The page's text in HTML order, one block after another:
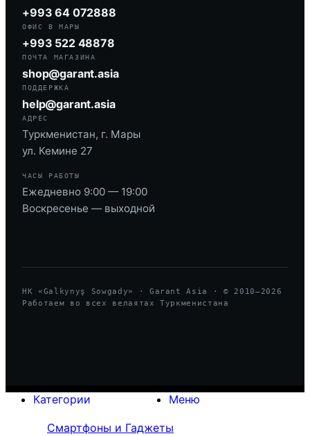
+993 64 072888
ОФИС В МАРЫ
+993 522 48878
ПОЧТА МАГАЗИНА
shop@garant.asia
ПОДДЕРЖКА
help@garant.asia
АДРЕС
Туркменистан, г. Мары
ул. Кемине 27
ЧАСЫ РАБОТЫ
Ежедневно 9:00 — 19:00
Воскресенье — выходной
HK «Galkynyş Sowgady» · Garant Asia · © 2010—2026
Работаем во всех велаятах Туркменистана
Меню
Категории
Смартфоны и Гаджеты